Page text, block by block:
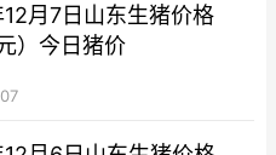
月7日山东生猪价格
）今日猪价